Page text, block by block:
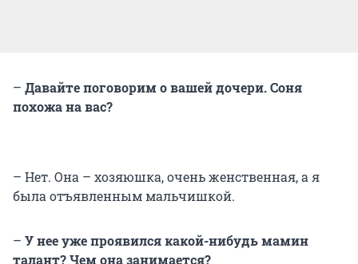
– Давайте поговорим о вашей дочери. Соня
похожа на вас?
– Нет. Она – хозяюшка, очень женственная, а я
была отъявленным мальчишкой.
– У нее уже проявился какой-нибудь мамин
талант? Чем она занимается?